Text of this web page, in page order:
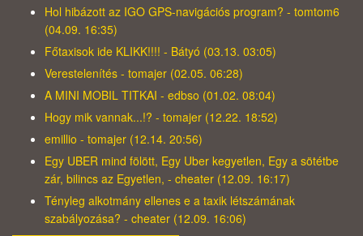
Hol hibázott az IGO GPS-navigációs program? - tomtom6
(04.09. 16:35)
Főtaxisok ide KLIKK!!!! - Bátyó (03.13. 03:05)
Verestelenítés - tomajer (02.05. 06:28)
A MINI MOBIL TITKAI - edbso (01.02. 08:04)
Hogy mik vannak...!? - tomajer (12.22. 18:52)
emillio - tomajer (12.14. 20:56)
Egy UBER mind fölött, Egy Uber kegyetlen, Egy a sötétbe
zár, bilincs az Egyetlen, - cheater (12.09. 16:17)
Tényleg alkotmány ellenes e a taxik létszámának
szabályozása? - cheater (12.09. 16:06)